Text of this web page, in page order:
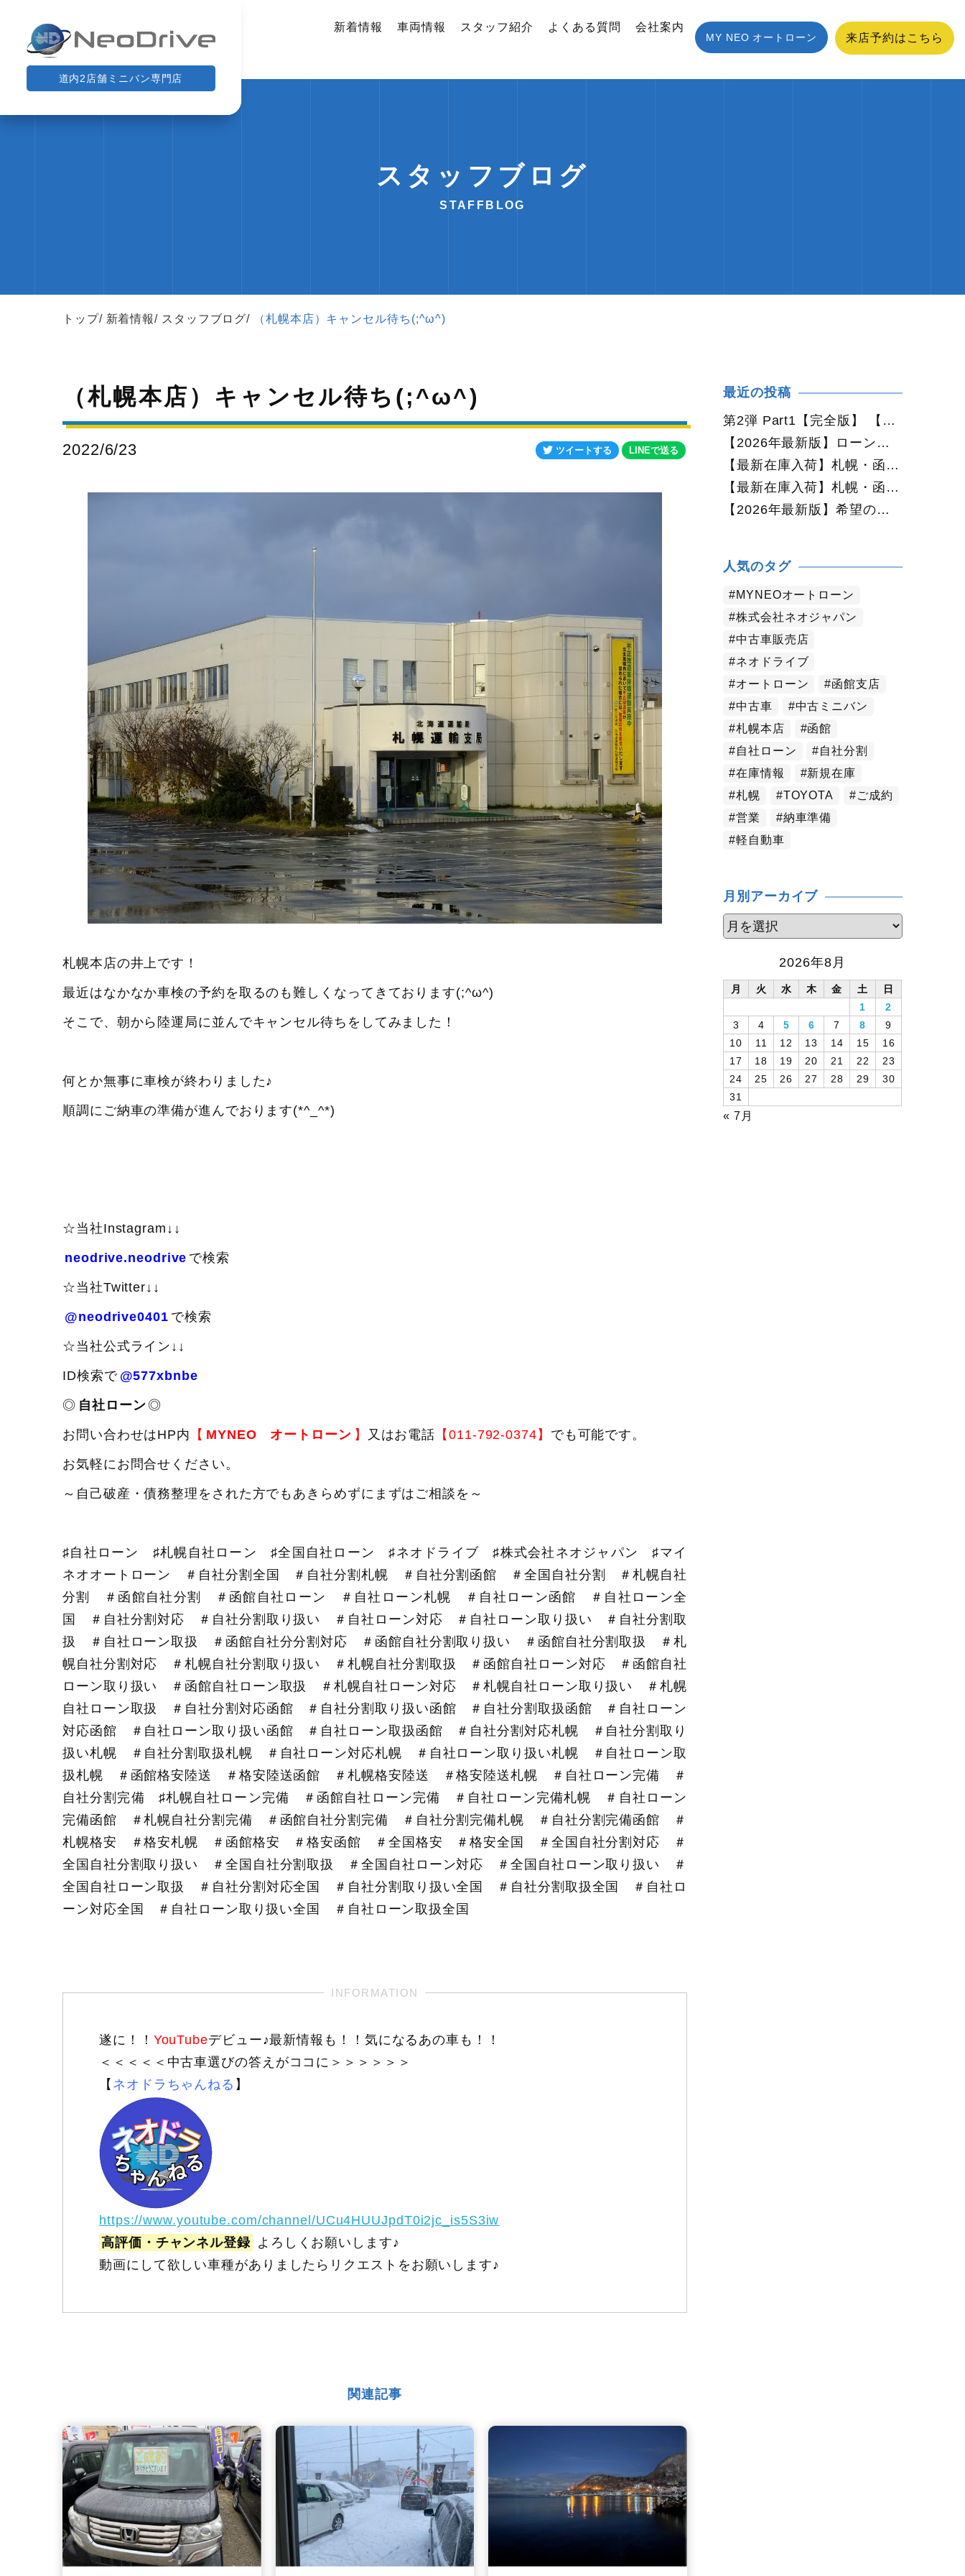
道内2店舗ミニバン専門店
新着情報 車両情報 スタッフ紹介 よくある質問 会社案内
MY NEO オートローン 来店予約はこちら
スタッフブログ
STAFFBLOG
トップ 新着情報 スタッフブログ （札幌本店）キャンセル待ち(;^ω^)
（札幌本店）キャンセル待ち(;^ω^)
2022/6/23 ツイートする LINEで送る
札幌本店の井上です！
最近はなかなか車検の予約を取るのも難しくなってきております(;^ω^)
そこで、朝から陸運局に並んでキャンセル待ちをしてみました！
何とか無事に車検が終わりました♪
順調にご納車の準備が進んでおります(*^_^*)
☆当社Instagram↓↓
neodrive.neodrive で検索
☆当社Twitter↓↓
@neodrive0401 で検索
☆当社公式ライン↓↓
ID検索で @577xbnbe
◎ 自社ローン ◎
お問い合わせはHP内 【 MYNEO オートローン 】 又はお電話 【011-792-0374】 でも可能です。
お気軽にお問合せください。
～自己破産・債務整理をされた方でもあきらめずにまずはご相談を～
♯自社ローン ♯札幌自社ローン ♯全国自社ローン ♯ネオドライブ ♯株式会社ネオジャパン ♯マイ
ネオオートローン ＃自社分割全国 ＃自社分割札幌 ＃自社分割函館 ＃全国自社分割 ＃札幌自社
分割 ＃函館自社分割 ＃函館自社ローン ＃自社ローン札幌 ＃自社ローン函館 ＃自社ローン全
国 ＃自社分割対応 ＃自社分割取り扱い ＃自社ローン対応 ＃自社ローン取り扱い ＃自社分割取
扱 ＃自社ローン取扱 ＃函館自社分分割対応 ＃函館自社分割取り扱い ＃函館自社分割取扱 ＃札
幌自社分割対応 ＃札幌自社分割取り扱い ＃札幌自社分割取扱 ＃函館自社ローン対応 ＃函館自社
ローン取り扱い ＃函館自社ローン取扱 ＃札幌自社ローン対応 ＃札幌自社ローン取り扱い ＃札幌
自社ローン取扱 ＃自社分割対応函館 ＃自社分割取り扱い函館 ＃自社分割取扱函館 ＃自社ローン
対応函館 ＃自社ローン取り扱い函館 ＃自社ローン取扱函館 ＃自社分割対応札幌 ＃自社分割取り
扱い札幌 ＃自社分割取扱札幌 ＃自社ローン対応札幌 ＃自社ローン取り扱い札幌 ＃自社ローン取
扱札幌 ＃函館格安陸送 ＃格安陸送函館 ＃札幌格安陸送 ＃格安陸送札幌 ＃自社ローン完備 ＃
自社分割完備 ♯札幌自社ローン完備 ＃函館自社ローン完備 ＃自社ローン完備札幌 ＃自社ローン
完備函館 ＃札幌自社分割完備 ＃函館自社分割完備 ＃自社分割完備札幌 ＃自社分割完備函館 ＃
札幌格安 ＃格安札幌 ＃函館格安 ＃格安函館 ＃全国格安 ＃格安全国 ＃全国自社分割対応 ＃
全国自社分割取り扱い ＃全国自社分割取扱 ＃全国自社ローン対応 ＃全国自社ローン取り扱い ＃
全国自社ローン取扱 ＃自社分割対応全国 ＃自社分割取り扱い全国 ＃自社分割取扱全国 ＃自社ロ
ーン対応全国 ＃自社ローン取り扱い全国 ＃自社ローン取扱全国
遂に！！ YouTubeデビュー♪最新情報も！！気になるあの車も！！
＜＜＜＜＜中古車選びの答えがココに＞＞＞＞＞＞
【 ネオドラちゃんねる 】
https://www.youtube.com/channel/UCu4HUUJpdT0i2jc_is5S3iw
高評価・チャンネル登録 よろしくお願いします♪
動画にして欲しい車種がありましたらリクエストをお願いします♪
関連記事
最近の投稿
第2弾 Part1【完全版】 【2026年最新版】札幌で車を持つと年間いくら？中古車の維持費・税金・ガソリン・駐車場代を徹底解説
【2026年最新版】ローンに不安がある方へ｜ネオドライブローンの窓口で中古車購入をサポート【札幌・函館・全国対応】
【最新在庫入荷】札幌・函館で人気の中古車が続々入庫中｜早い者勝ち！【ダイハツ ミラココア660プラスX 4WD】
【最新在庫入荷】札幌・函館で人気の中古車が続々入庫中｜早い者勝ち！【ホンダ N-BOX660カスタムG Lパッケージ 4WD】
【2026年最新版】希望の中古車が見つからない方へ｜ネオカーオーダーで理想の一台を全国からお探しします
人気のタグ
MYNEOオートローン
株式会社ネオジャパン
中古車販売店
ネオドライブ
オートローン
函館支店
中古車
中古ミニバン
札幌本店
函館
自社ローン
自社分割
在庫情報
新規在庫
札幌
TOYOTA
ご成約
営業
納車準備
軽自動車
月別アーカイブ
2026年8月
月 火 水 木 金 土
日
1
2
3
4 5 6 7 8
9
10
11 12 13 14 15
16
17
18 19 20 21 22
23
24
25 26 27 28 29
30
31
« 7月